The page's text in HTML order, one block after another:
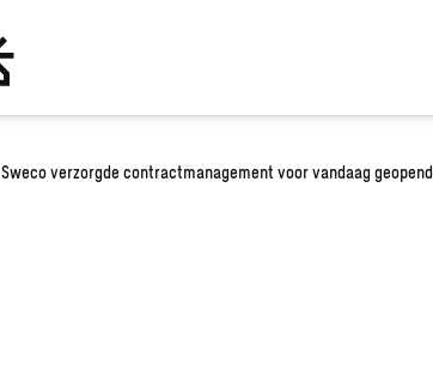
Sweco verzorgde contractmanagement voor vandaag